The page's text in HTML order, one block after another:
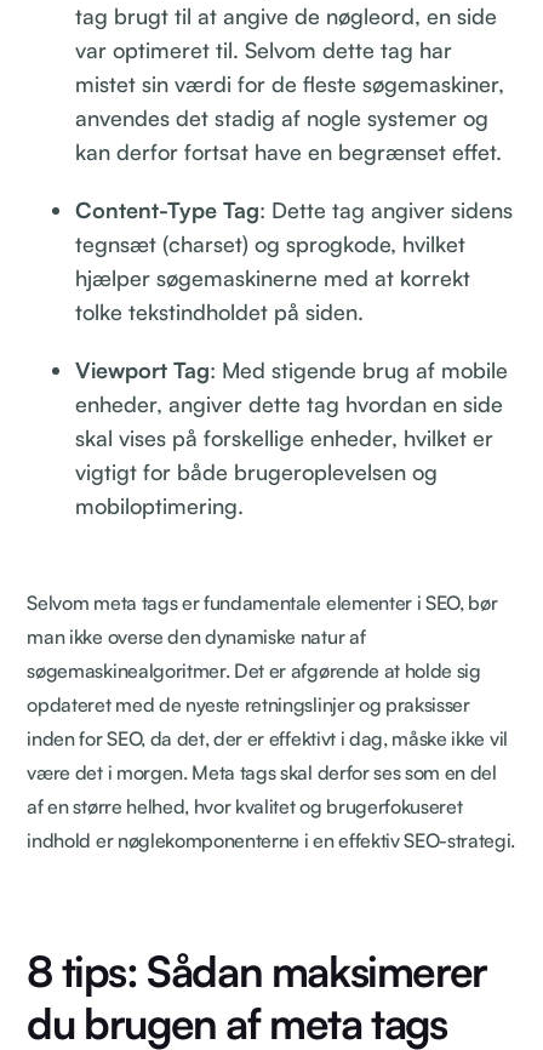
tag brugt til at angive de nøgleord, en side
var optimeret til. Selvom dette tag har
mistet sin værdi for de fleste søgemaskiner,
anvendes det stadig af nogle systemer og
kan derfor fortsat have en begrænset effet.
Content-Type Tag: Dette tag angiver sidens
tegnsæt (charset) og sprogkode, hvilket
hjælper søgemaskinerne med at korrekt
tolke tekstindholdet på siden.
Viewport Tag: Med stigende brug af mobile
enheder, angiver dette tag hvordan en side
skal vises på forskellige enheder, hvilket er
vigtigt for både brugeroplevelsen og
mobiloptimering.
Selvom meta tags er fundamentale elementer i SEO, bør
man ikke overse den dynamiske natur af
søgemaskinealgoritmer. Det er afgørende at holde sig
opdateret med de nyeste retningslinjer og praksisser
inden for SEO, da det, der er effektivt i dag, måske ikke vil
være det i morgen. Meta tags skal derfor ses som en del
af en større helhed, hvor kvalitet og brugerfokuseret
indhold er nøglekomponenterne i en effektiv SEO-strategi.
8 tips: Sådan maksimerer
du brugen af meta tags